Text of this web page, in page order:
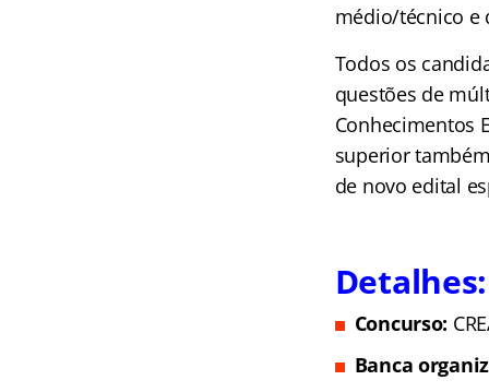
médio/técnico e
Todos os
questões de
Conhecimentos
superior
de novo edital
Detalhes:
Concurso:
Banca